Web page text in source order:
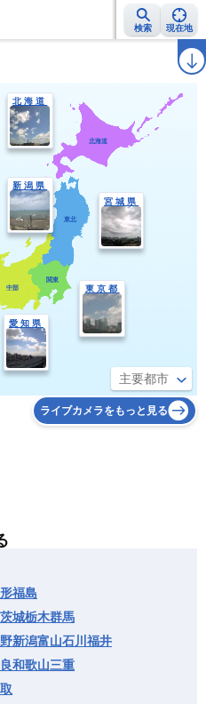
検索 現在地
ラ
北海道
東北
関東
中部
北海道
宮城県
東京都
新潟県
愛知県
ライブカメラをもっと見る
福島
茨城栃木群馬
新潟富山石川 福井
和歌山三重